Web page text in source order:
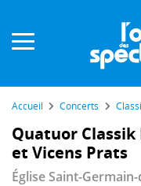
Accueil Concerts
Quatuor Classik
et Vicens Prats
Église Saint-